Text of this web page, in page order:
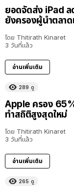
ยอดจัดส่ง iPad
ยังครองผู้นำตลา
โดย Thitirath Kinaret
3 วันที่แล้ว
อ่านเพิ่มเติม
289 ดู
Apple ครอง
ทำสถิติสูงสุดใหม่
โดย Thitirath Kinaret
3 วันที่แล้ว
อ่านเพิ่มเติม
265 ดู